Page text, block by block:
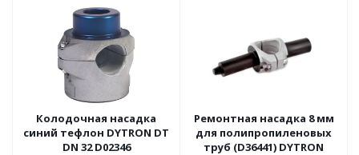
Колодочная насадка
синий тефлон DYTRON DT
DN 32 D02346
Ремонтная насадка 8 мм
для полипропиленовых
труб (D36441) DYTRON